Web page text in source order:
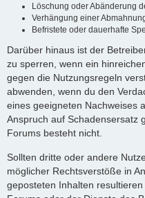
Löschung oder Abänderung
Verhängung einer
Befristete oder dauerhafte
Darüber hinaus ist der
zu sperren, wenn ein
gegen die Nutzungsregeln
abwenden, wenn du den
eines geeigneten Nachweises
Anspruch auf Schadensersatz
Forums besteht nicht.
Sollten dritte oder andere
möglicher Rechtsverstöße in
geposteten Inhalten